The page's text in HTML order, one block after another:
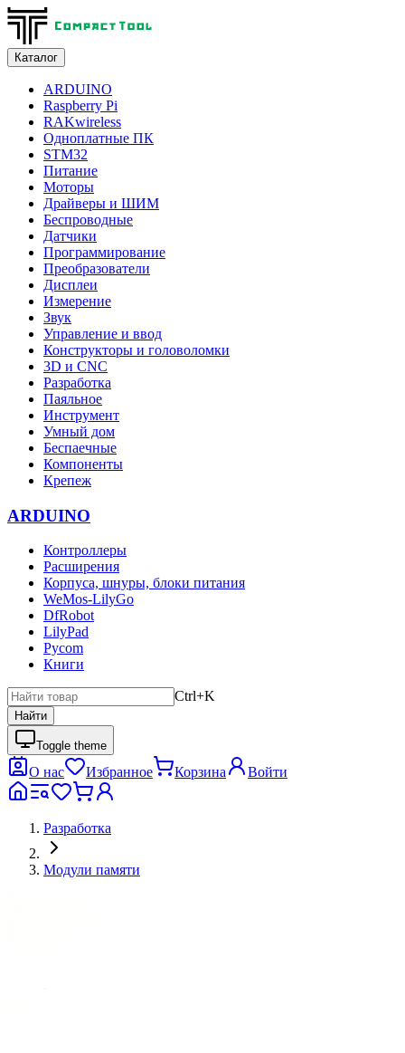
Каталог
ARDUINO
Raspberry Pi
RAKwireless
Одноплатные ПК
STM32
Питание
Моторы
Драйверы и ШИМ
Беспроводные
Датчики
Программирование
Преобразователи
Дисплеи
Измерение
Звук
Управление и ввод
Конструкторы и головоломки
3D и CNC
Разработка
Паяльное
Инструмент
Умный дом
Беспаечные
Компоненты
Крепеж
ARDUINO
Контроллеры
Расширения
Корпуса, шнуры, блоки питания
WeMos-LilyGo
DfRobot
LilyPad
Pycom
Книги
Ctrl+K
Найти
Toggle theme
О нас Избранное Корзина Войти
Разработка
Модули памяти